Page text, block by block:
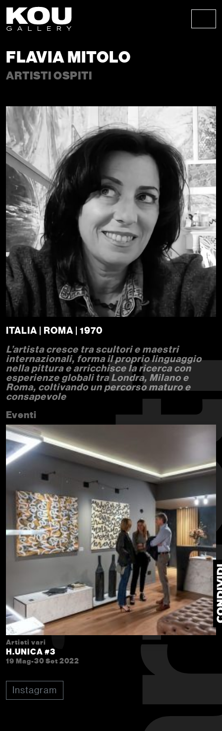
Skip to content
Skip to footer
FLAVIA MITOLO
ARTISTI OSPITI
ITALIA | ROMA | 1970
L’artista cresce tra scultori e maestri
internazionali, forma il proprio linguaggio
nella pittura e arricchisce la ricerca con
esperienze globali tra Londra, Milano e
Roma, coltivando un percorso maturo e
consapevole
Eventi
Artisti vari
H.UNICA #3
19 Mag-30 Set 2022
Instagram